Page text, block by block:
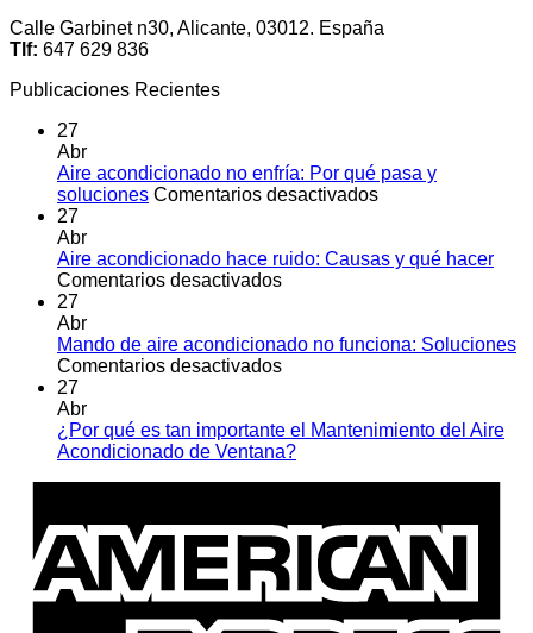
Calle Garbinet n30, Alicante, 03012. España
Tlf: 647 629 836
Publicaciones Recientes
27
Abr
Aire acondicionado no enfría: Por qué pasa y
soluciones Comentarios desactivadosen
no
pasa
27
Abr
Aire acondicionado hace ruido: Causas y qué hacer
Comentarios desactivadosen
hace
ruido:
qué
hacer
27
Abr
Mando de aire acondicionado no funciona: Soluciones
Comentarios desactivadosen
aire
acondicionado
27
Abr
¿Por qué es tan importante el Mantenimiento del Aire
Acondicionado de Ventana?No
¿Por
qué
tan
importante